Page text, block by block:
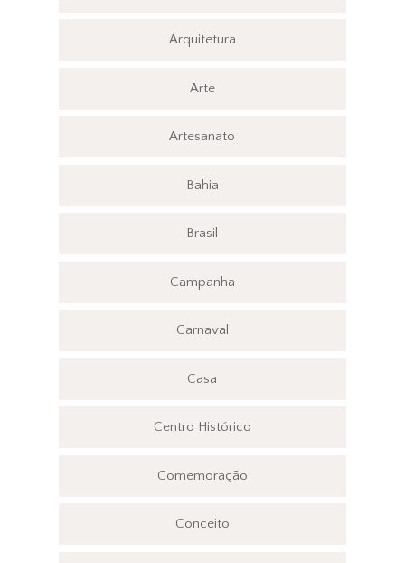
Arquitetura
Arte
Artesanato
Bahia
Brasil
Campanha
Carnaval
Casa
Centro Histórico
Comemoração
Conceito